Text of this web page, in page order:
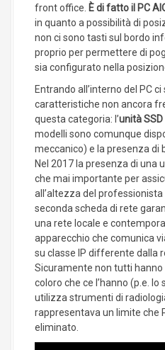
front office. È di fatto il PC
in quanto a possibilità di
non ci sono tasti sul bordo
proprio per permettere di
sia configurato nella
Entrando all’interno del PC
caratteristiche non ancora
questa categoria: l’unità SSD
modelli sono comunque
meccanico) e la presenza di
Nel 2017 la presenza di una
che mai importante per
all’altezza del
seconda scheda di rete
una rete locale e
apparecchio che comunica
su classe IP differente dalla
Sicuramente non tutti
coloro che ce l’hanno (p.e.
utilizza strumenti di
rappresentava un limite che
eliminato.